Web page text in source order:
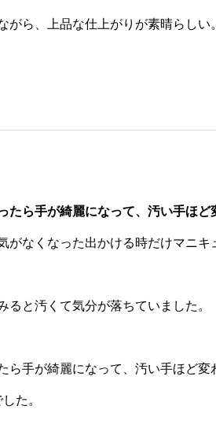
ら、上品な仕上がりが素晴らしい。
たら手が綺麗になって、汚い手ほど
がなくなった出かける時だけマニキ
ると汚くて気分が落ちていました。
手が綺麗になって、汚い手ほど変
た。